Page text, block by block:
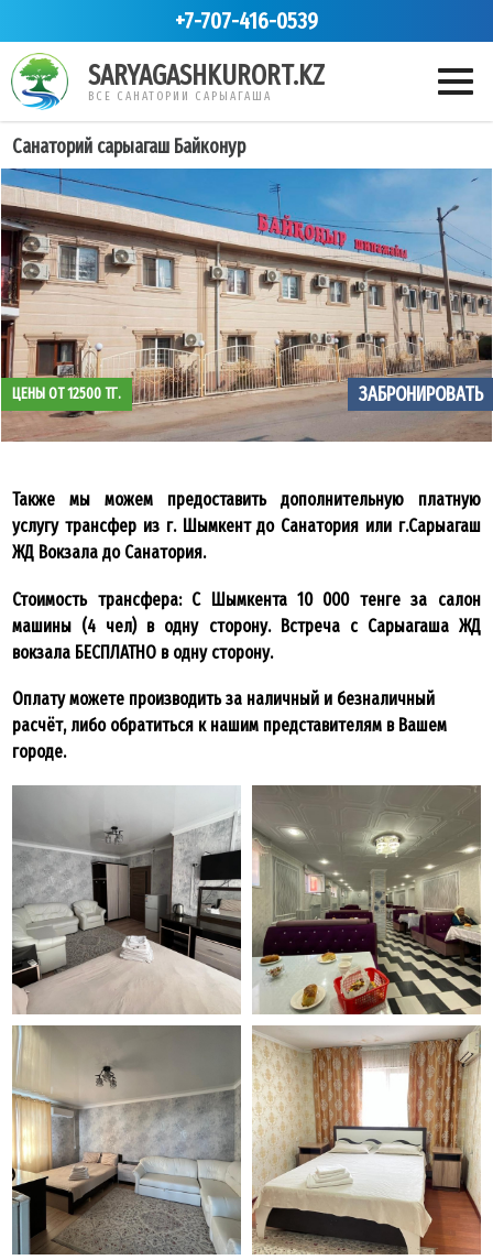
+7-707-416-0539
SARYAGASHKURORT.KZ
ВСЕ САНАТОРИИ САРЫАГАША
Cанаторий сарыагаш Байконур
ЦЕНЫ ОТ 12500 ТГ. ЗАБРОНИРОВАТЬ
Также мы можем предоставить дополнительную платную
услугу трансфер из г. Шымкент до Санатория или г.Сарыагаш
ЖД Вокзала до Санатория.
Стоимость трансфера: С Шымкента 10 000 тенге за салон
машины (4 чел) в одну сторону. Встреча с Сарыагаша ЖД
вокзала БЕСПЛАТНО в одну сторону.
Оплату можете производить за наличный и безналичный
расчёт, либо обратиться к нашим представителям в Вашем
городе.